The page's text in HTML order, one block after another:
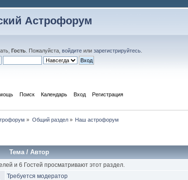
Астрофорум
Гость . Пожалуйста,войдите илизарегистрируйтесь
Поиск Календарь Вход Регистрация
» Общий раздел» Наш астрофорум
Тема/Автор
и 6 Гостей просматривают этот раздел.
Требуется модератор